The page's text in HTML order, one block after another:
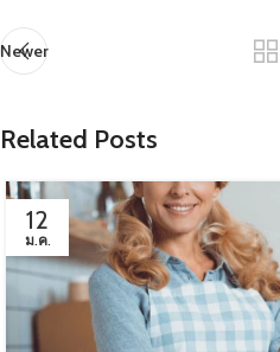
Newer
Related Posts
12
ม.ค.